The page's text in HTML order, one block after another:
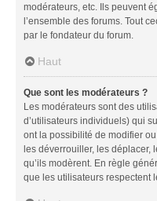
modérateurs, etc. Ils peuvent
l’ensemble des forums. Tout
par le fondateur du forum.
Haut
Que sont les modérateurs ?
Les modérateurs sont des
d’utilisateurs individuels) qui
ont la possibilité de modifier
les déverrouiller, les déplacer,
qu’ils modèrent. En règle
que les utilisateurs respectent